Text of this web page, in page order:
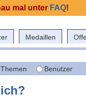
Medaillen
Themen Benutzer
mal unter FAQ!